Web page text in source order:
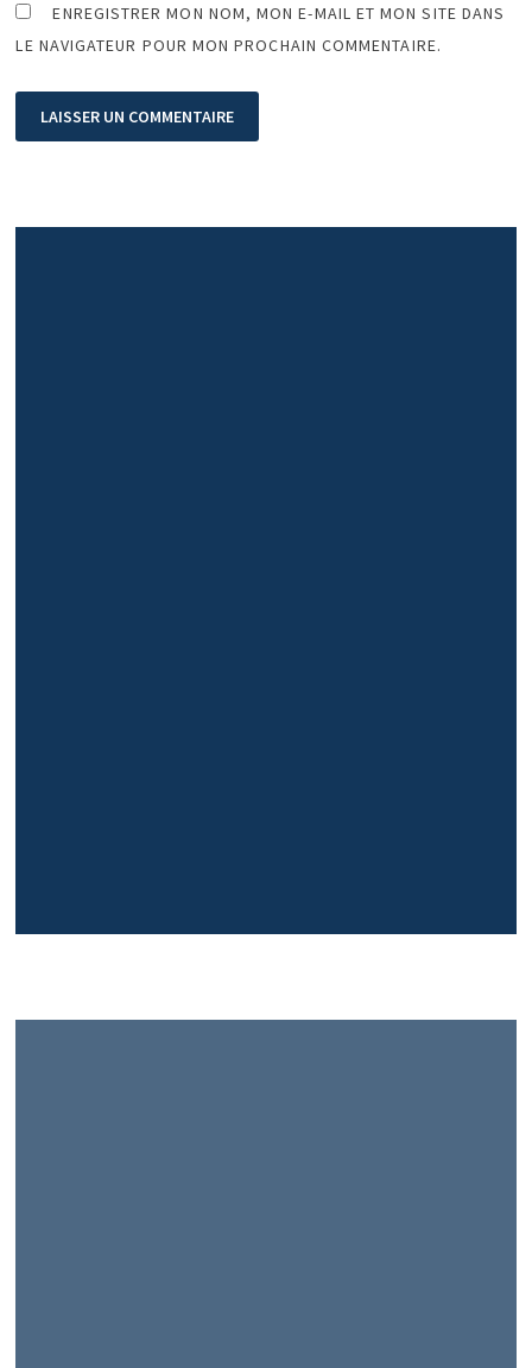
ENREGISTRER MON NOM, MON E-MAIL ET MON SITE DANS
LE NAVIGATEUR POUR MON PROCHAIN COMMENTAIRE.